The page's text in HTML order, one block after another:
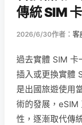
傳統 SIM 卡
2026/6/30作者： 客
過去實體 SIM 卡
插入或更換實體
是出國旅遊使用
術的發展，eSIM
性，逐漸取代傳